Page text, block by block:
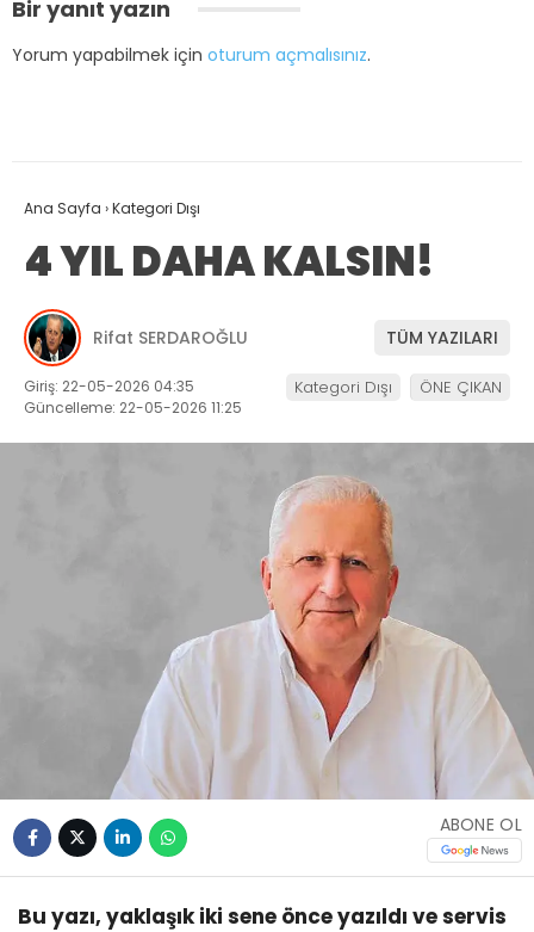
Bir yanıt yazın
Yorum yapabilmek için oturum açmalısınız.
Ana Sayfa ›Kategori Dışı
4 YIL DAHA KALSIN!
Rifat SERDAROĞLU TÜM YAZILARI
Giriş: 22-05-2026 04:35
Güncelleme: 22-05-2026 11:25
Kategori Dışı ÖNE ÇIKAN
ABONE OL
Bu yazı, yaklaşık iki sene önce yazıldı ve servis